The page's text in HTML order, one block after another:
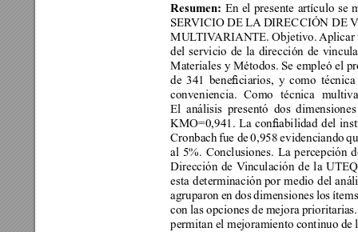
Resumen: En el presente artículo se
SERVICIO DE LA DIRECCIÓN DE
MULTIVARIANTE. Objetivo. Aplicar
del servicio de la dirección de
Materiales y Métodos. Se empleó el
de 341 beneciarios, y como técnica
conveniencia. Como técnica
El análisis presentó dos
KMO=0,941. La conabilidad del
Cronbach fue de 0,958 evidenciando
al 5%. Conclusiones. La percepción
Dirección de Vinculación de la
esta determinación por medio del
agruparon en dos dimensiones los
con las opciones de mejora
permitan el mejoramiento continuo